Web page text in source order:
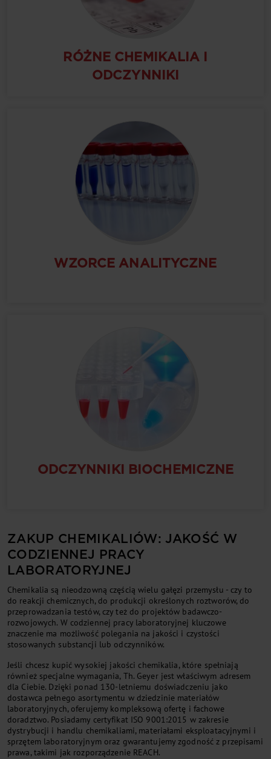
RÓŻNE CHEMIKALIA I
ODCZYNNIKI
WZORCE ANALITYCZNE
ODCZYNNIKI BIOCHEMICZNE
ZAKUP CHEMIKALIÓW: JAKOŚĆ W
CODZIENNEJ PRACY
LABORATORYJNEJ
Chemikalia są nieodzowną częścią wielu gałęzi przemysłu - czy to
do reakcji chemicznych, do produkcji określonych roztworów, do
przeprowadzania testów, czy też do projektów badawczo-
rozwojowych. W codziennej pracy laboratoryjnej kluczowe
znaczenie ma możliwość polegania na jakości i czystości
stosowanych substancji lub odczynników.
Jeśli chcesz kupić wysokiej jakości chemikalia, które spełniają
również specjalne wymagania, Th. Geyer jest właściwym adresem
dla Ciebie. Dzięki ponad 130-letniemu doświadczeniu jako
dostawca pełnego asortymentu w dziedzinie materiałów
laboratoryjnych, oferujemy kompleksową ofertę i fachowe
doradztwo. Posiadamy certyfikat ISO 9001:2015 w zakresie
dystrybucji i handlu chemikaliami, materiałami eksploatacyjnymi i
sprzętem laboratoryjnym oraz gwarantujemy zgodność z przepisami
prawa, takimi jak rozporządzenie REACH.